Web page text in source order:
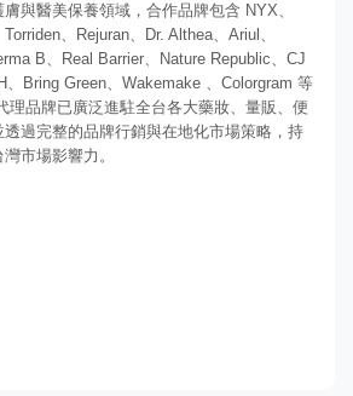
與醫美保養領域，合作品牌包含 NYX、
、Rejuran、Dr. Althea、Ariul、
B、Real Barrier、Nature Republic、CJ
、Bring Green、Wakemake 、Colorgram 等
品牌已廣泛進駐全台各大藥妝、量販、便
過完整的品牌行銷與在地化市場策略，持
市場影響力。